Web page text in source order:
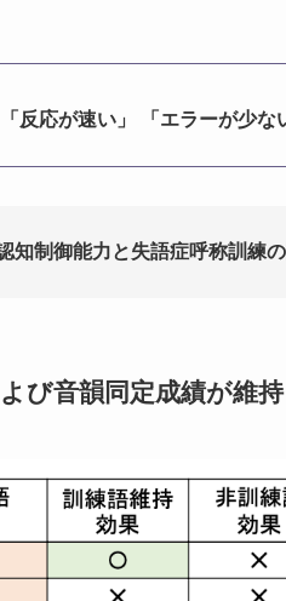
反応が速い」 「エラーが少
知制御能力と失語症呼称訓練
び音韻同定成績が維